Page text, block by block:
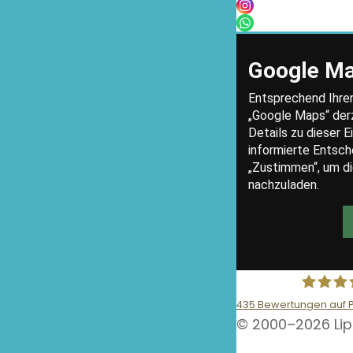
435 Bewertungen auf
© 2000–2026